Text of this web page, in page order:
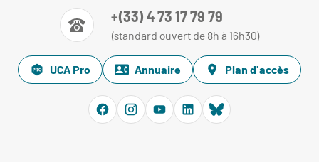
+(33) 4 73 17 79 79
(standard ouvert de 8h à 16h30)
UCA Pro Annuaire Plan d'accès